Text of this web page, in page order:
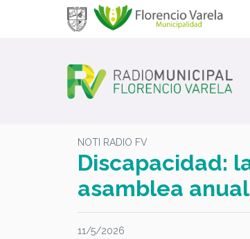
NOTI RADIO FV
Discapacidad:
asamblea anual
11/5/2026